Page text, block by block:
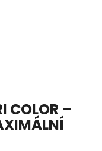
COLOR –